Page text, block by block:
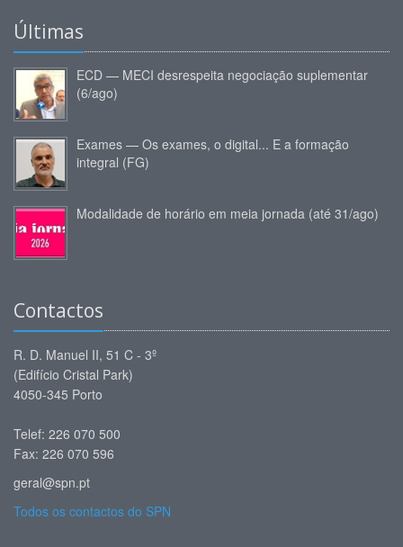
Últimas
ECD — MECI desrespeita negociação suplementar
(6/ago)
Exames — Os exames, o digital... E a formação
integral (FG)
Modalidade de horário em meia jornada (até 31/ago)
Contactos
R. D. Manuel II, 51 C - 3º
(Edifício Cristal Park)
4050-345 Porto
Telef: 226 070 500
Fax: 226 070 596
geral@spn.pt
Todos os contactos do SPN